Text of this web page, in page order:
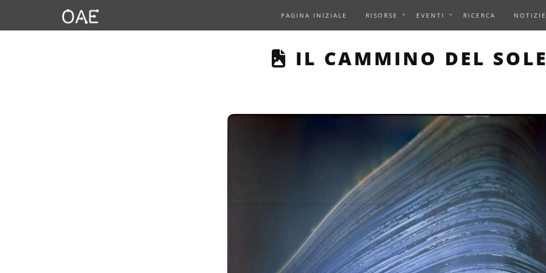
PAGINA INIZIALE RISORSE EVENTI RICERCA NOTIZIE
THIS PAGE DESCRIBES
IL CAMMINO DEL SOLE